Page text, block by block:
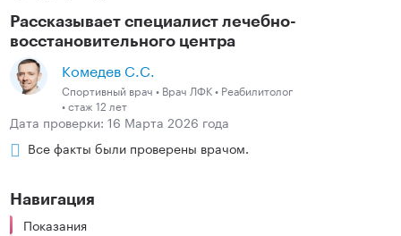
Рассказывает специалист лечебно-
восстановительного центра
Комедев С.C.
Спортивный врач • Врач ЛФК • Реабилитолог
• стаж 12 лет
Дата проверки: 16 Марта 2026 года
Все факты были проверены врачом.
Навигация
Показания